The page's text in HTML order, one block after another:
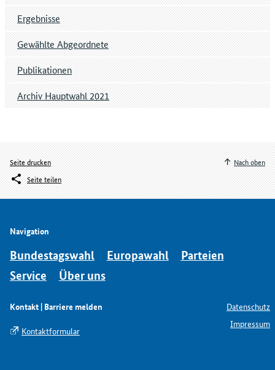
Ergebnisse
Gewählte Abgeordnete
Publikationen
Archiv Hauptwahl 2021
Seite drucken
Seite teilen
Nach oben
Navigation
Bundestagswahl Europawahl
Parteien
Service
Über uns
Kontakt | Barriere melden
Kontaktformular
Datenschutz
Impressum